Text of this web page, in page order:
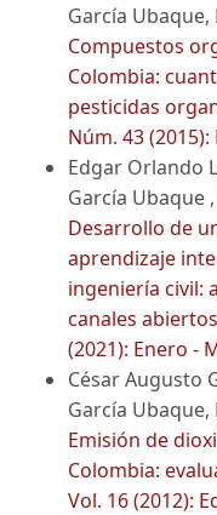
García
Compuestos
Colombia:
pesticidas
Núm. 43
Edgar Orlando
García Ubaque
Desarrollo de
aprendizaje
ingeniería civil:
canales abiertos
(2021): Enero -
César Augusto
García
Emisión de
Colombia:
Vol. 16 (2012):